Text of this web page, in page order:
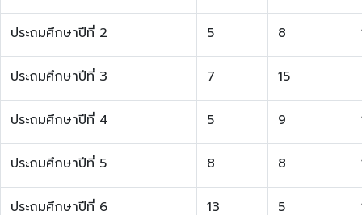
ประถมศึกษาปีที่ 2 5 8
ประถมศึกษาปีที่ 3 7 15
ประถมศึกษาปีที่ 4 5 9
ประถมศึกษาปีที่ 5 8 8
ประถมศึกษาปีที่ 6 13 5